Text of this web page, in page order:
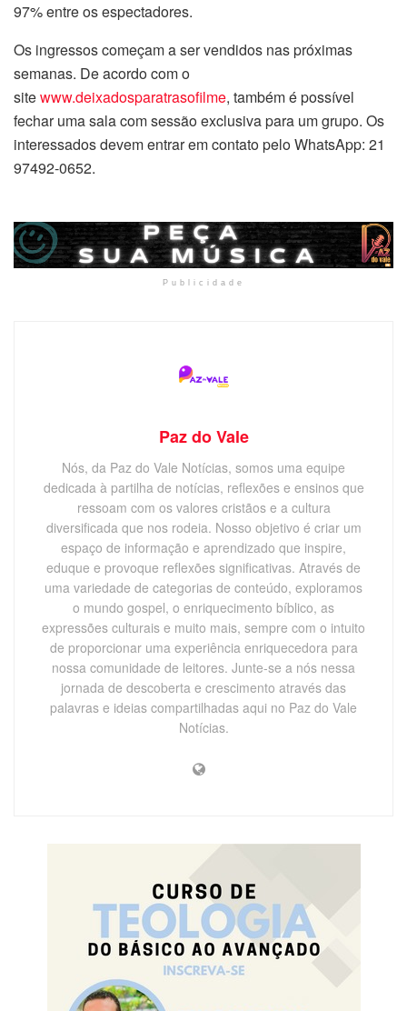
97% entre os espectadores.
Os ingressos começam a ser vendidos nas próximas
semanas. De acordo com o
sitewww.deixadosparatrasofilme, também é possível
fechar uma sala com sessão exclusiva para um grupo. Os
interessados devem entrar em contato pelo WhatsApp: 21
97492-0652.
Publicidade
Paz do Vale
Nós, da Paz do Vale Notícias, somos uma equipe
dedicada à partilha de notícias, reflexões e ensinos que
ressoam com os valores cristãos e a cultura
diversificada que nos rodeia. Nosso objetivo é criar um
espaço de informação e aprendizado que inspire,
eduque e provoque reflexões significativas. Através de
uma variedade de categorias de conteúdo, exploramos
o mundo gospel, o enriquecimento bíblico, as
expressões culturais e muito mais, sempre com o intuito
de proporcionar uma experiência enriquecedora para
nossa comunidade de leitores. Junte-se a nós nessa
jornada de descoberta e crescimento através das
palavras e ideias compartilhadas aqui no Paz do Vale
Notícias.